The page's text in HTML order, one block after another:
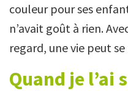
couleur pour ses
n’avait goût à rien.
regard, une vie peut
Quand je l’ai